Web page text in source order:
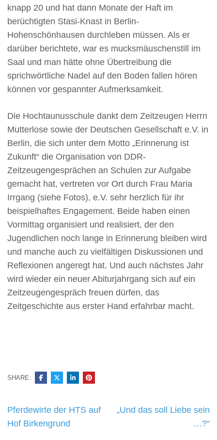
knapp 20 und hat dann Monate der Haft im
berüchtigten Stasi-Knast in Berlin-
Hohenschönhausen durchleben müssen. Als er
darüber berichtete, war es mucksmäuschenstill im
Saal und man hätte ohne Übertreibung die
sprichwörtliche Nadel auf den Boden fallen hören
können vor gespannter Aufmerksamkeit.
Die Hochtaunusschule dankt dem Zeitzeugen Herrn
Mutterlose sowie der Deutschen Gesellschaft e.V. in
Berlin, die sich unter dem Motto „Erinnerung ist
Zukunft“ die Organisation von DDR-
Zeitzeugengesprächen an Schulen zur Aufgabe
gemacht hat, vertreten vor Ort durch Frau Maria
Irrgang (siehe Fotos), e.V. sehr herzlich für ihr
beispielhaftes Engagement. Beide haben einen
Vormittag organisiert und realisiert, der den
Jugendlichen noch lange in Erinnerung bleiben wird
und manche auch zu vielfältigen Diskussionen und
Reflexionen angeregt hat. Und auch nächstes Jahr
wird wieder ein neuer Abiturjahrgang sich auf ein
Zeitzeugengespräch freuen dürfen, das
Zeitgeschichte aus erster Hand erfahrbar macht.
SHARE:
Beitragsnavigation
Pferdewirte der HTS auf
Hof Birkengrund
„Und das soll Liebe sein
…?“